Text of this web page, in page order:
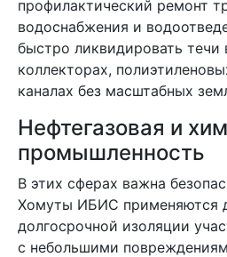
профилактический ремонт
водоснабжения и
быстро ликвидировать течи
коллекторах,
каналах без масштабных
Нефтегазовая и
промышленность
В этих сферах важна
Хомуты ИБИС применяются
долгосрочной изоляции
с небольшими